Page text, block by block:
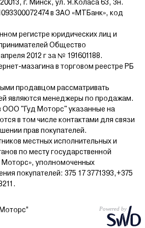
нагрева в рассрочку
или в кредит.
доступно несколько вариантов
: банковская карта, наличные,
расчет. Вы можете забрать
из центра выдачи в Минске или
город Беларуси.
г. Минск, ул. Я.Коласа 63, 3н.
в ЗАО «МТБанк», код
регистре юридических лиц и
Общество
2012 г за № 191601188.
мазагина в торговом реестре РБ
продавцом рассматривать
являются менеджеры по продажам.
ООО "Гуд Моторс" указанные на
в том числе контактами для связи
прав покупателей.
местных исполнительных и
по месту государственной
уполномоченных
покупателей: 375 17 3771393,+375